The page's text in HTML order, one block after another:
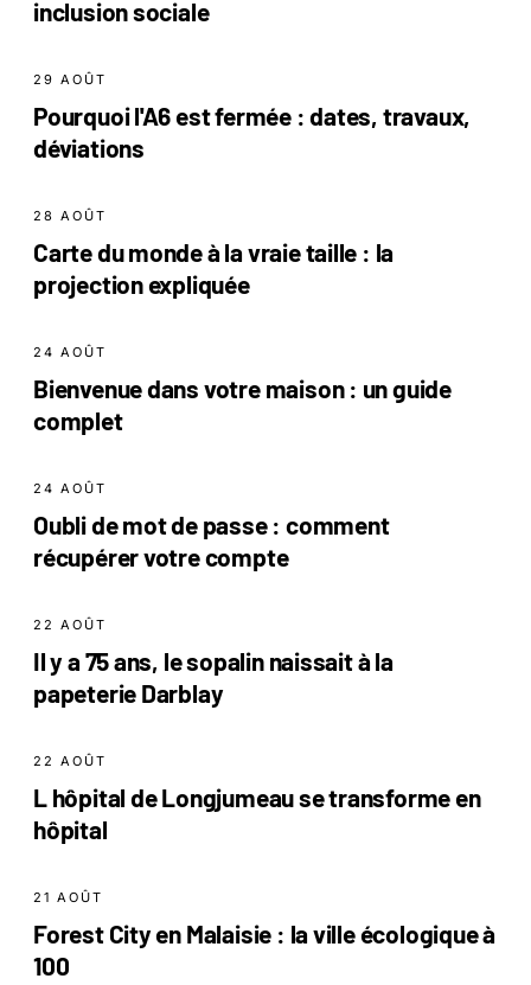
inclusion sociale
29 AOÛT
Pourquoi l'A6 est fermée : dates, travaux,
déviations
28 AOÛT
Carte du monde à la vraie taille : la
projection expliquée
24 AOÛT
Bienvenue dans votre maison : un guide
complet
24 AOÛT
Oubli de mot de passe : comment
récupérer votre compte
22 AOÛT
Il y a 75 ans, le sopalin naissait à la
papeterie Darblay
22 AOÛT
L hôpital de Longjumeau se transforme en
hôpital
21 AOÛT
Forest City en Malaisie : la ville écologique à
100